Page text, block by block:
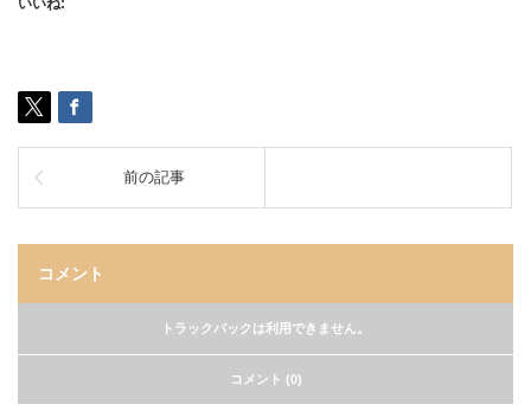
いいね:
前の記事
コメント
トラックバックは利用できません。
コメント (0)